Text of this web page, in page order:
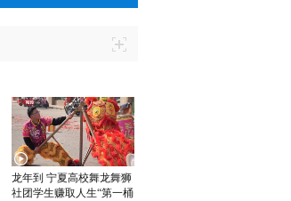
龙年到 宁夏高校舞龙舞狮
社团学生赚取人生“第一桶